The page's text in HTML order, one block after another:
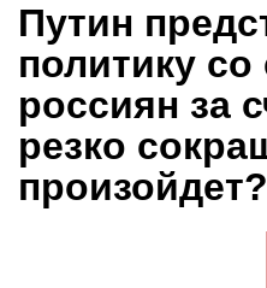
Путин
политику
россиян за
резко
произойдет?